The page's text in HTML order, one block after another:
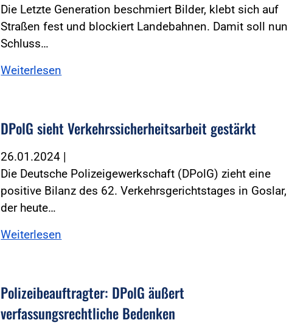
Die Letzte Generation beschmiert Bilder, klebt sich auf
Straßen fest und blockiert Landebahnen. Damit soll nun
Schluss…
Weiterlesen
DPolG sieht Verkehrssicherheitsarbeit gestärkt
26.01.2024 |
Die Deutsche Polizeigewerkschaft (DPolG) zieht eine
positive Bilanz des 62. Verkehrsgerichtstages in Goslar,
der heute…
Weiterlesen
Polizeibeauftragter: DPolG äußert
verfassungsrechtliche Bedenken